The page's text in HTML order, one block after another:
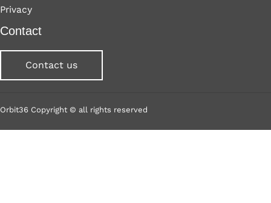
Privacy
Contact
Contact us
Orbit36 Copyright © all rights reserved